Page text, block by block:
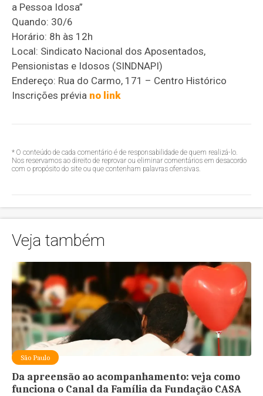
a Pessoa Idosa”
Quando: 30/6
Horário: 8h às 12h
Local: Sindicato Nacional dos Aposentados,
Pensionistas e Idosos (SINDNAPI)
Endereço: Rua do Carmo, 171 – Centro Histórico
Inscrições prévia no link
* O conteúdo de cada comentário é de responsabilidade de quem realizá-lo.
Nos reservamos ao direito de reprovar ou eliminar comentários em desacordo
com o propósito do site ou que contenham palavras ofensivas.
Veja também
São Paulo
Da apreensão ao acompanhamento: veja como
funciona o Canal da Família da Fundação CASA